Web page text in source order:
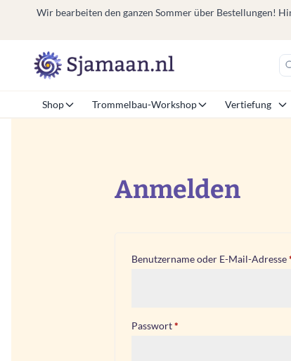
Wir bearbeiten den ganzen Sommer über Bestellungen!
Shop Trommelbau-Workshop Vertiefung
Anmelden
Benutzername oder E-Mail-Adresse
Passwort*